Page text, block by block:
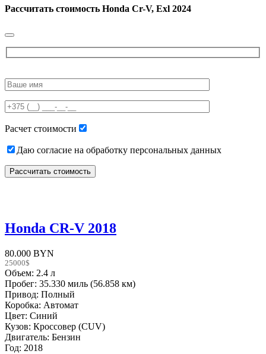
Рассчитать стоимость Honda Cr-V, Exl 2024
leave
field
empty.
Расчет стоимости
Даю согласие на обработку персональных данных
Honda CR-V 2018
80.000 BYN
25000$
Объем: 2.4 л
Пробег: 35.330 миль (56.858 км)
Привод: Полный
Коробка: Автомат
Цвет: Синий
Кузов: Кроссовер (CUV)
Двигатель: Бензин
Год: 2018